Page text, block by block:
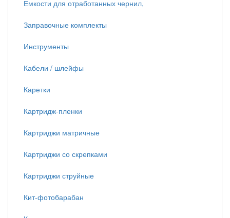
Емкости для отработанных чернил,
Заправочные комплекты
Инструменты
Кабели / шлейфы
Каретки
Картридж-пленки
Картриджи матричные
Картриджи со скрепками
Картриджи струйные
Кит-фотобарабан